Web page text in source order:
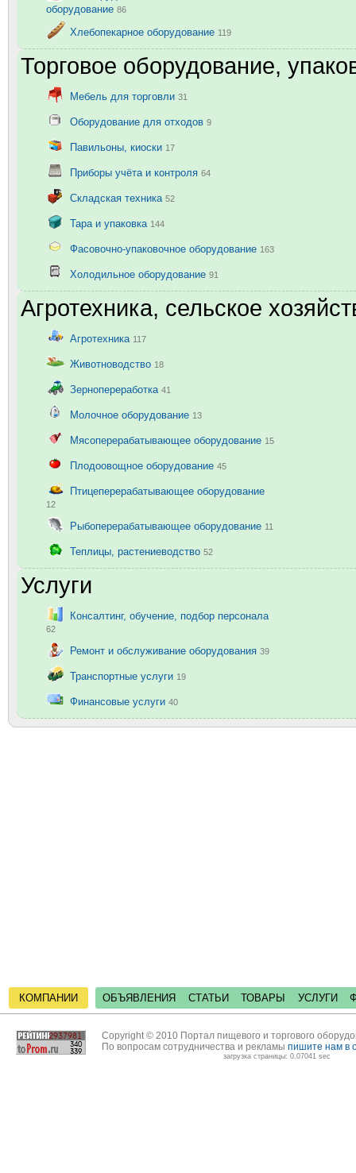
оборудование 86
Хлебопекарное оборудование 119
Торговое оборудование,
Мебель для торговли 31
Оборудование для отходов 9
Павильоны, киоски 17
Приборы учёта и контроля 64
Складская техника 52
Тара и упаковка 144
Фасовочно-упаковочное оборудование 163
Холодильное оборудование 91
Агротехника, сельское
Агротехника 117
Животноводство 18
Зернопереработка 41
Молочное оборудование 13
Мясоперерабатывающее оборудование 15
Плодоовощное оборудование 45
Птицеперерабатывающее оборудование
12
Рыбоперерабатывающее оборудование 11
Теплицы, растениеводство 52
Услуги
Консалтинг, обучение, подбор персонала
62
Ремонт и обслуживание оборудования 39
Транспортные услуги 19
Финансовые услуги 40
КОМПАНИИ ОБЪЯВЛЕНИЯ СТАТЬИ ТОВАРЫ УСЛУГИ
Copyright © 2010 Портал пищевого и торгового
По вопросам сотрудничества и рекламы пишите нам в
загрузка страницы: 0.07041 sec